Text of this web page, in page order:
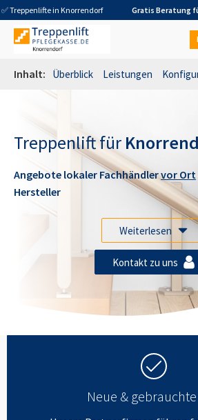
✅ Treppenlifte in Knorrendorf Gratis Beratung
Inhalt: Überblick Leistungen
Treppenlift für
Angebote lokaler Fachhändlervor Ort
Hersteller
Weiterlesen
Kontakt zu uns
Neue &